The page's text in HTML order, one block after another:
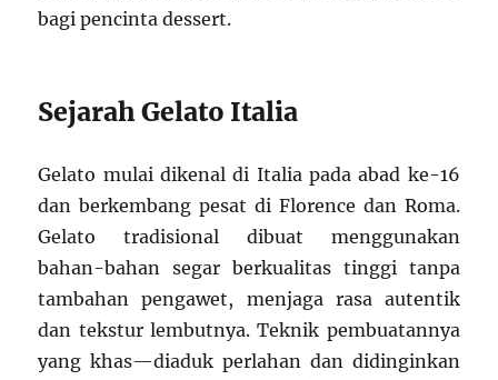
bagi pencinta dessert.
Sejarah Gelato Italia
Gelato mulai dikenal di Italia pada abad ke-16
dan berkembang pesat di Florence dan Roma.
Gelato tradisional dibuat menggunakan
bahan-bahan segar berkualitas tinggi tanpa
tambahan pengawet, menjaga rasa autentik
dan tekstur lembutnya. Teknik pembuatannya
yang khas—diaduk perlahan dan didinginkan